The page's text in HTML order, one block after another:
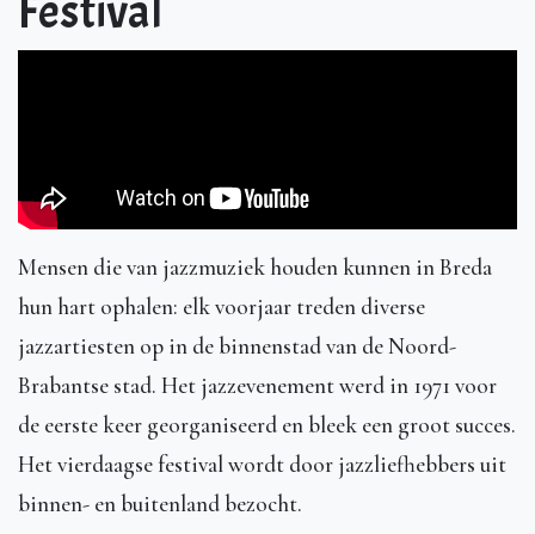
Festival
Mensen die van jazzmuziek houden kunnen in Breda
hun hart ophalen: elk voorjaar treden diverse
jazzartiesten op in de binnenstad van de Noord-
Brabantse stad. Het jazzevenement werd in 1971 voor
de eerste keer georganiseerd en bleek een groot succes.
Het vierdaagse festival wordt door jazzliefhebbers uit
binnen- en buitenland bezocht.